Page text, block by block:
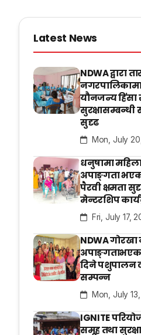
Latest News
NDWA द्वारा
यौनजन्य हिंसा
सुदृढ
Mon, July
धनुषामा
अपाङ्गता
पैरवी क्षमता
मेन्टरशिप
Fri, July 17,
NDWA
दिने पशुपालन
सम्पन्न
Mon, July
IGNITE
समूह तथा